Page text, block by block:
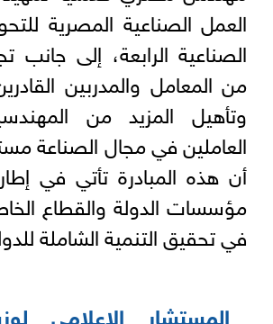
العمل الصناعية المصرية
الصناعية الرابعة، إلى جانب
من المعامل والمدربين
وتأهيل المزيد من
العاملين في مجال الصناعة
أن هذه المبادرة تأتي في
مؤسسات الدولة والقطاع
في تحقيق التنمية الشاملة
المستشار الإعلامي